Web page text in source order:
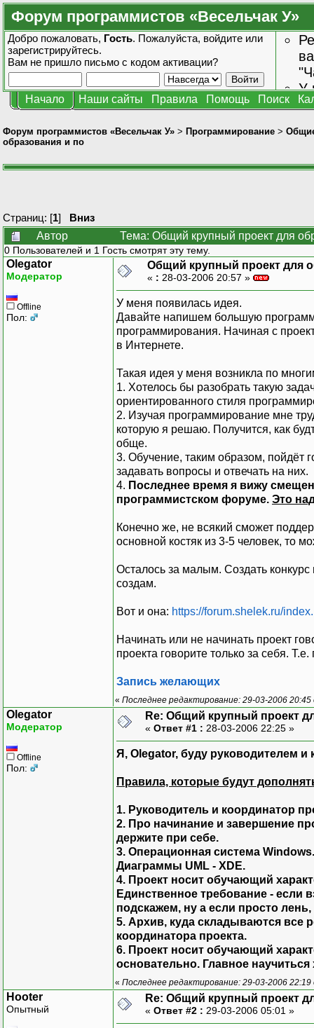
Форум программистов «Весельчак У»
Добро пожаловать, Гость. Пожалуйста, войдите или
зарегистрируйтесь.
Вам не пришло письмо с кодом активации?
У
Начало Наши сайты Правила Помощь Поиск
Форум программистов «Весельчак У» > Программирование >
образования и по
Страниц: [1] Вниз
Автор
Тема: Общий крупный проект для
0 Пользователей и 1 Гость смотрят эту тему.
Olegator
Модератор
Offline
Пол:
Общий крупный проект для
« : 28-03-2006 20:57 »
У меня появилась идея.
Давайте напишем большую
программирования. Начиная с
в Интернете.
Такая идея у меня возникла по
1. Хотелось бы разобрать такую
ориентированного стиля
2. Изучая программирование мне
которую я решаю. Получится, как
обще.
3. Обучение, таким образом, пойдёт
задавать вопросы и отвечать на них.
4. Последнее время я вижу
программистском форуме. Это
Конечно же, не всякий сможет
основной костяк из 3-5 человек, то
Осталось за малым. Создать
создам.
Вот и она: https://forum.shelek.ru/
Начинать или не начинать проект
проекта говорите только за себя.
Запись желающих
« Последнее редактирование: 29-03-2006
Olegator
Модератор
Offline
Пол:
Re: Общий крупный проект
« Ответ #1 : 28-03-2006 22:25 »
Я, Olegator, буду руководителем и
Правила, которые будут
1. Руководитель и координатор
2. Про начинание и завершение
держите при себе.
3. Операционная система
Диаграммы UML - XDE.
4. Проект носит обучающий
Единственное требование - если
подскажем, ну а если просто
5. Архив, куда складываются все
координатора проекта.
6. Проект носит обучающий
основательно. Главное
« Последнее редактирование: 29-03-2006
Hooter
Опытный
Re: Общий крупный проект
« Ответ #2 : 29-03-2006 05:01 »